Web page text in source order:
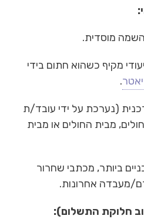
מוסדית.
מקיף כשהוא חתום בידי
.
(נערכת על ידי עובד/ת
מבית החולים או מבית
ביותר, מכתבי שחרור
מעבדה אחרונות.
חלוקת התשלום):